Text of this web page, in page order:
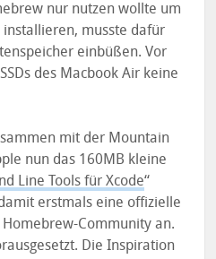
nur nutzen wollte um
installieren, musste dafür
einbüßen. Vor
des Macbook Air keine
mit der Mountain
nun das 160MB kleine
Line Tools für Xcode“
erstmals eine offizielle
Community an.
Die Inspiration